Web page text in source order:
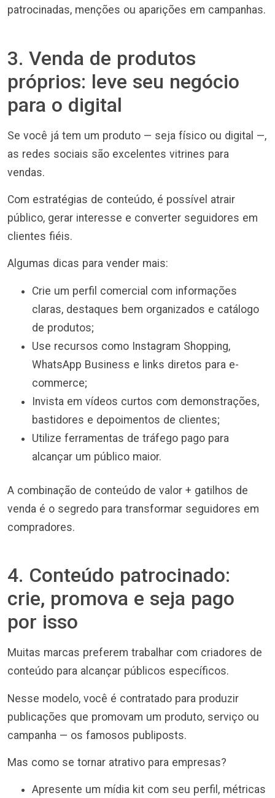
patrocinadas, menções ou aparições em campanhas.
3. Venda de produtos
próprios: leve seu negócio
para o digital
Se você já tem um produto — seja físico ou digital —,
as redes sociais são excelentes vitrines para
vendas.
Com estratégias de conteúdo, é possível atrair
público, gerar interesse e converter seguidores em
clientes fiéis.
Algumas dicas para vender mais:
Crie um perfil comercial com informações
claras, destaques bem organizados e catálogo
de produtos;
Use recursos como Instagram Shopping,
WhatsApp Business e links diretos para e-
commerce;
Invista em vídeos curtos com demonstrações,
bastidores e depoimentos de clientes;
Utilize ferramentas de tráfego pago para
alcançar um público maior.
A combinação de conteúdo de valor + gatilhos de
venda é o segredo para transformar seguidores em
compradores.
4. Conteúdo patrocinado:
crie, promova e seja pago
por isso
Muitas marcas preferem trabalhar com criadores de
conteúdo para alcançar públicos específicos.
Nesse modelo, você é contratado para produzir
publicações que promovam um produto, serviço ou
campanha — os famosos publiposts.
Mas como se tornar atrativo para empresas?
Apresente um mídia kit com seu perfil, métricas